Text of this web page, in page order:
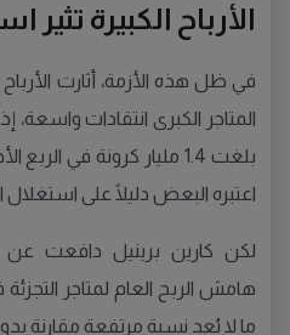
الأرباح الكبيرة
في ظل هذه الأزمة، أثارت
بلغت 1.4 مليار كرونة في
اعتبره البعض دليلًا على استغلال
لكن كارين برينيل دافعت
ما لا يُعد نسبة مرتفعة مقارنة